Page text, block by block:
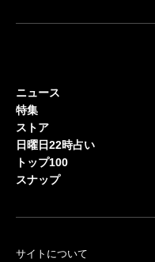
ニュース
特集
ストア
日曜日22時占い
トップ100
スナップ
サイトについて